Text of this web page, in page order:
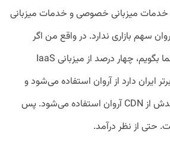
میزبانی خصوصی و خدمات میزبانی
سهم بازاری ندارد. در واقع من اگر
بخواهم عدد و رقم به شما بگویم، چهار درصد از میزبانی IaaS
ایران دارد از آروان استفاده می‌شود و
چیزی حدود هشت درصدش از CDN آروان استفاده می‌شود. پس
حتی از نظر درآمد.